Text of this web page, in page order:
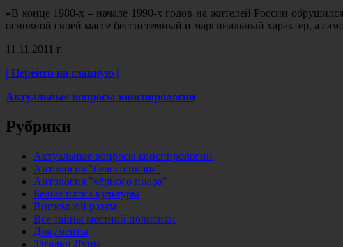
«В конце 1980-х – начале 1990-х годов на жителей России
основной своей массе бессистемный и маргинальный характер, а
11.11.2011 г.
| Перейти на главную |
Актуальные вопросы конспирологии
Рубрики
Актуальные вопросы конспирологии
Антология "белого пиара"
Антология "чёрного пиара"
Белые пятна культуры
Внеземной разум
Все тайны местной политики
Документы
Загадки Луны